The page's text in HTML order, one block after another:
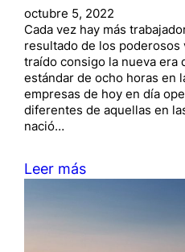
octubre 5, 2022
Cada vez hay más
resultado de los
traído consigo la nueva era
estándar de ocho horas en
empresas de hoy en día
diferentes de aquellas en
nació…
Leer más